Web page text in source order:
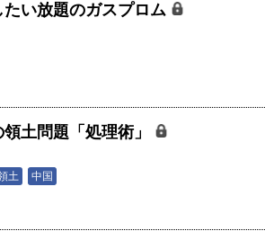
い放題のガスプロム
土問題「処理術」
土 中国
動するゲームチェンジャー「南鳥島レ
（4）｜ 関瑶子